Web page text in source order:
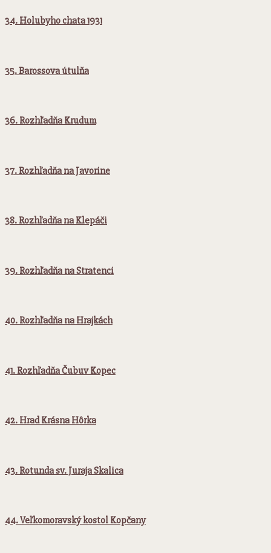
34. Holubyho chata 1931
35. Barossova útulňa
36. Rozhľadňa Krudum
37. Rozhľadňa na Javorine
38. Rozhľadňa na Klepáči
39. Rozhľadňa na Stratenci
40. Rozhľadňa na Hrajkách
41. Rozhľadňa Čubuv Kopec
42. Hrad Krásna Hôrka
43. Rotunda sv. Juraja Skalica
44. Veľkomoravský kostol Kopčany